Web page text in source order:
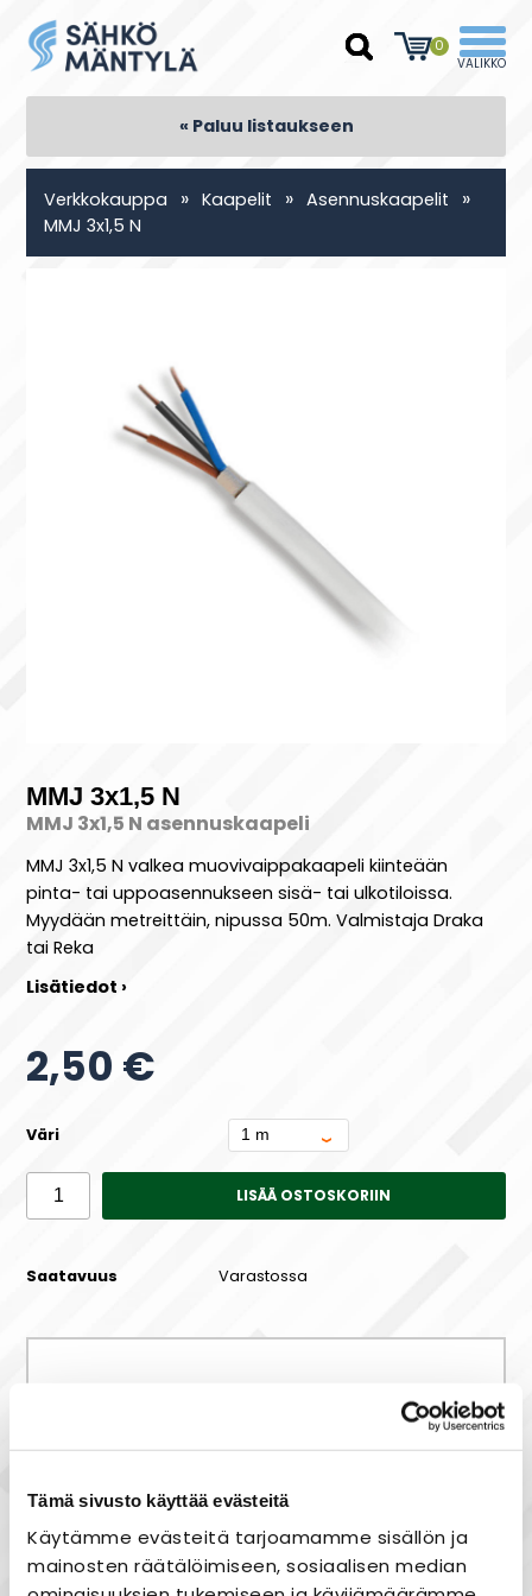
Tämä sivusto käyttää evästeitä
Käytämme evästeitä tarjoamamme sisällön ja
mainosten räätälöimiseen, sosiaalisen median
0
« Paluu listaukseen
Verkkokauppa » Kaapelit » Asennuskaapelit »
MMJ 3x1,5 N
MMJ 3x1,5 N
MMJ 3x1,5 N asennuskaapeli
MMJ 3x1,5 N valkea muovivaippakaapeli kiinteään
pinta- tai uppoasennukseen sisä- tai ulkotiloissa.
Myydään metreittäin, nipussa 50m. Valmistaja Draka
tai Reka
Lisätiedot ›
2,50 €
Väri
LISÄÄ OSTOSKORIIN
Saatavuus Varastossa
Nopea toimitus
Heti varastosta